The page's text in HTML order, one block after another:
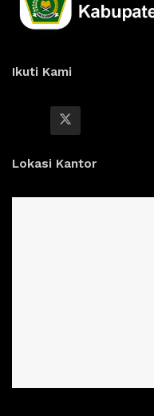
Ikuti Kami
Lokasi Kantor